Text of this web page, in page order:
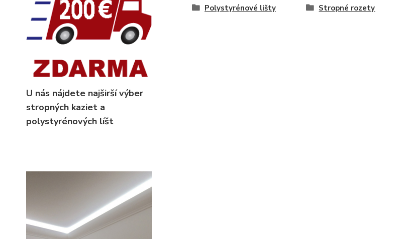
U nás nájdete najširší výber
stropných kaziet a
polystyrénových líšt
Polystyrénové lišty Stropné rozety